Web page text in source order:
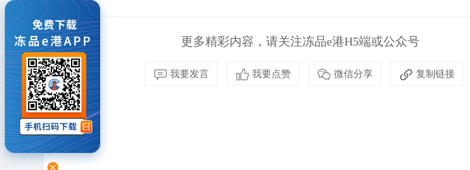
8月20日凌晨5时许，该局接群众报警称，在外伶仃岛以南海域一艘形迹可疑的船舶涉嫌走私
速派遣执法艇前往目标海域进行查缉。执法艇成功在海域发现嫌疑船舶并依法实施登临检查
名。经查，该嫌疑船舱内装有5个白色编织袋，袋内装有疑似来自境外的
无法提供相关证件和检验检疫证明。
目前，以上两艘涉案船舶及所载冻品均已被依法查扣，案件均正在进一步侦办中。
更多精彩内容，请关注冻品e港H5端或公众号
我要发言 我要点赞 微信分享 复制链接